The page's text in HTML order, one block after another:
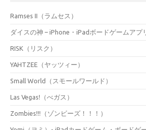
Ramses II（ラムセス）
ダイスの神 – iPhone・iPadボードゲームアプ
RISK（リスク）
YAHTZEE（ヤッツィー）
Small World（スモールワールド）
Las Vegas!（べガス）
Zombies!!!（ゾンビーズ！！！）